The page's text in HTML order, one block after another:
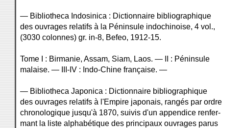
— Bibliotheca Indosinica : Dictionnaire bibliographique
des ouvrages relatifs à la Péninsule indochinoise, 4 vol.,
(3030 colonnes) gr. in-8, Befeo, 1912-15.
Tome I : Birmanie, Assam, Siam, Laos. — II : Péninsule
malaise. — III-IV : Indo-Chine française. —
— Bibliotheca Japonica : Dictionnaire bibliographique
des ouvrages relatifs à l'Empire japonais, rangés par ordre
chronologique jusqu'à 1870, suivis d'un appendice renfer-
mant la liste alphabétique des principaux ouvrages parus